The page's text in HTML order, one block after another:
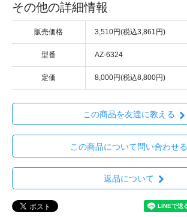
その他の詳細情報
販売価格 3,510円(税込3,861円)
型番 AZ-6324
定価 8,000円(税込8,800円)
この商品を友達に教える
この商品について問い合わせる
返品について